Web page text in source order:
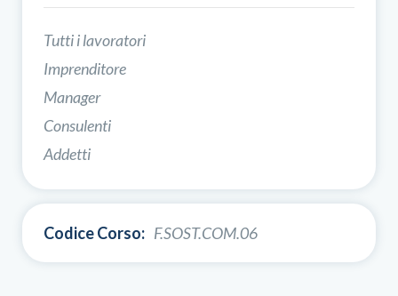
Tutti i lavoratori
Imprenditore
Manager
Consulenti
Addetti
Codice Corso: F.SOST.COM.06